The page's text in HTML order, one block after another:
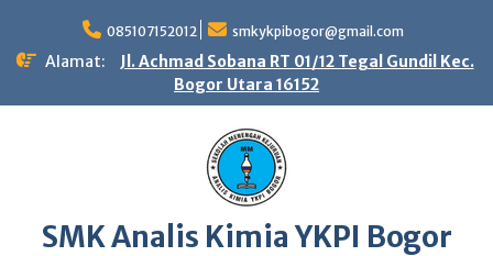
content
085107152012 smkykpibogor@gmail.com
Alamat:
Jl. Achmad Sobana RT 01/12 Tegal Gundil Kec.
Bogor Utara 16152
SMK Analis Kimia YKPI Bogor